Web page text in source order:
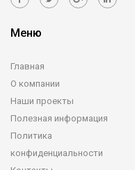
Меню
Главная
О компании
Наши проекты
Полезная информация
Политика
конфиденциальности